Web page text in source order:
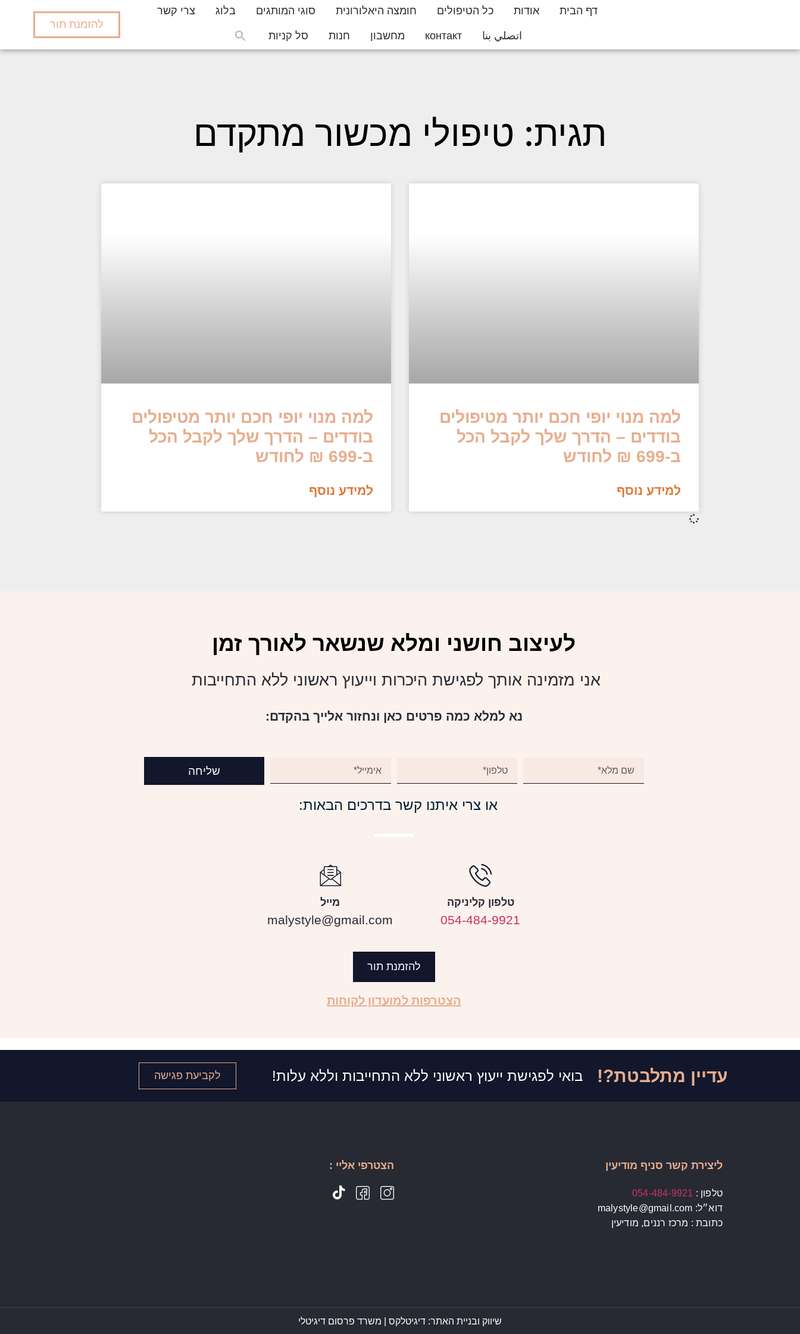
דף הבית אודות כל הטיפולים חומצה היאלורונית סוגי המותגים בלוג צרי קשר
اتصلي بنا контакт מחשבון חנות סל קניות
Search
Search Button
להזמנת תור
תגית: טיפולי מכשור מתקדם
למה מנוי יופי חכם יותר מטיפולים
בודדים – הדרך שלך לקבל הכל
ב-699 ₪ לחודש
למידע נוסף
למה מנוי יופי חכם יותר מטיפולים
בודדים – הדרך שלך לקבל הכל
ב-699 ₪ לחודש
למידע נוסף
לעיצוב חושני ומלא שנשאר לאורך זמן
אני מזמינה אותך לפגישת היכרות וייעוץ ראשוני ללא התחייבות
נא למלא כמה פרטים כאן ונחזור אלייך בהקדם:
שליחה
או צרי איתנו קשר בדרכים הבאות:
טלפון קליניקה
054-484-9921
מייל
malystyle@gmail.com
להזמנת תור
הצטרפות למועדון לקוחות
עדיין מתלבטת?! בואי לפגישת ייעוץ ראשוני ללא התחייבות וללא עלות! לקביעת פגישה
ליצירת קשר סניף מודיעין
טלפון : 054-484-9921
דוא״ל: malystyle@gmail.com
כתובת : מרכז רננים, מודיעין
הצטרפי אליי :
שיווק ובניית האתר: דיגיטלקס | משרד פרסום דיגיטלי